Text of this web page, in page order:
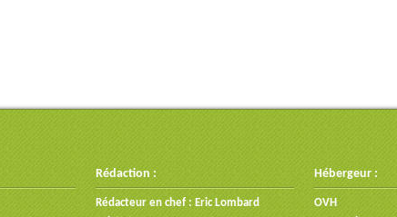
Rédaction :
Rédacteur en chef : Eric Lombard
Hébergeur :
OVH